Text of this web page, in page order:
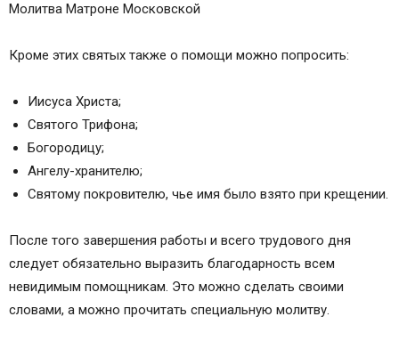
Молитва Матроне Московской
Кроме этих святых также о помощи можно попросить:
Иисуса Христа;
Святого Трифона;
Богородицу;
Ангелу-хранителю;
Святому покровителю, чье имя было взято при крещении.
После того завершения работы и всего трудового дня
следует обязательно выразить благодарность всем
невидимым помощникам. Это можно сделать своими
словами, а можно прочитать специальную молитву.